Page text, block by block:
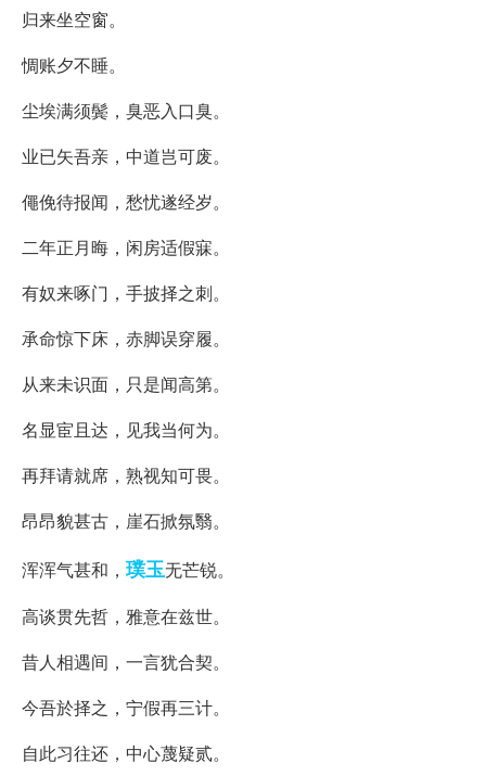
归来坐空窗。
惆账夕不睡。
尘埃满须鬓，臭恶入口臭。
业已矢吾亲，中道岂可废。
僶俛待报闻，愁忧遂经岁。
二年正月晦，闲房适假寐。
有奴来啄门，手披择之刺。
承命惊下床，赤脚误穿履。
从来未识面，只是闻高第。
名显宦且达，见我当何为。
再拜请就席，熟视知可畏。
昂昂貌甚古，崖石掀氛翳。
浑浑气甚和， 璞玉无芒锐。
高谈贯先哲，雅意在兹世。
昔人相遇间，一言犹合契。
今吾於择之，宁假再三计。
自此习往还，中心蔑疑贰。